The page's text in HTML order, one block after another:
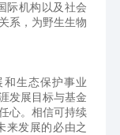
系，为野生生物
发展目标与基金
心。相信可持续
来发展的必由之